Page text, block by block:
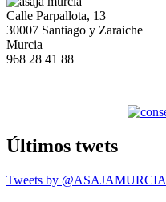
Calle Parpallota, 13
30007 Santiago y Zaraiche
Murcia
968 28 41 88
Últimos twets
Tweets by @ASAJAMURCIA